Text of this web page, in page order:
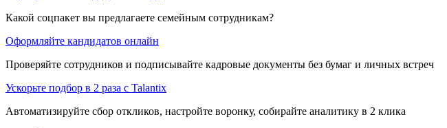
Какой соцпакет вы предлагаете семейным сотрудникам?
Оформляйте кандидатов онлайн
Проверяйте сотрудников и подписывайте кадровые документы без бумаг и личных встреч
Ускорьте подбор в 2 раза с Talantix
Автоматизируйте сбор откликов, настройте воронку, собирайте аналитику в 2 клика